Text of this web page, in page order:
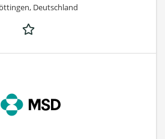
Deutschland